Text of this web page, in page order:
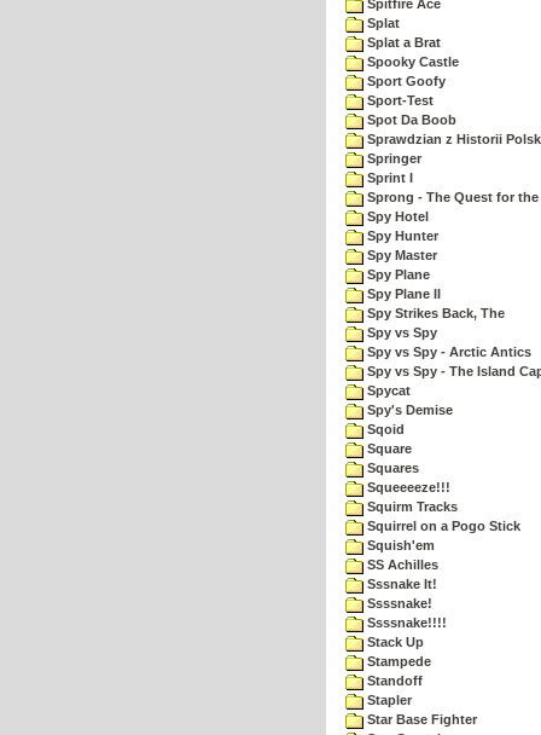
Spitfire Ace
Splat
Splat a Brat
Spooky Castle
Sport Goofy
Sport-Test
Spot Da Boob
Sprawdzian z Historii
Springer
Sprint I
Sprong - The Quest for
Spy Hotel
Spy Hunter
Spy Master
Spy Plane
Spy Plane II
Spy Strikes Back, The
Spy vs Spy
Spy vs Spy - Arctic Antics
Spy vs Spy - The Island
Spycat
Spy's Demise
Sqoid
Square
Squares
Squeeeeze!!!
Squirm Tracks
Squirrel on a Pogo Stick
Squish'em
SS Achilles
Sssnake It!
Ssssnake!
Ssssnake!!!!
Stack Up
Stampede
Standoff
Stapler
Star Base Fighter